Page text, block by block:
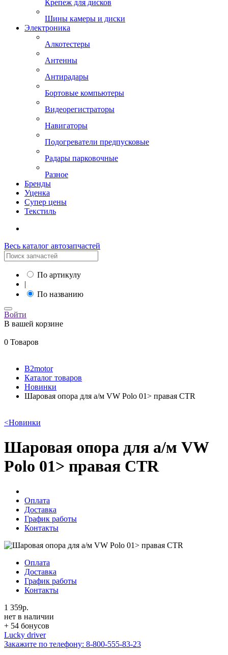
Крепеж для дисков
Шины камеры и диски
Электроника
Алкотестеры
Антенны
Антирадары
Бортовые компьютеры
Видеорегистраторы
Навигаторы
Подогреватели предпусковые
Радары парковочные
Разное
Бренды
Уценка
Супер цены
Текстиль
Весь каталог автозапчастей
По артикулу
|
По названию
Войти
В вашей корзине
0 Товаров
B2motor
Каталог товаров
Новинки
Шаровая опора для а/м VW Polo 01> правая CTR
<Новинки
Шаровая опора для а/м VW
Polo 01> правая CTR
Оплата
Доставка
График работы
Контакты
Оплата
Доставка
График работы
Контакты
1 359р.
нет в наличии
+ 54 бонусов
Lucky driver
Закажите по телефону: 8-800-555-83-23